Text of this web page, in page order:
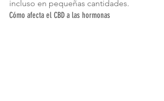
incluso en pequeñas cantidades.
Cómo afecta el CBD a las hormonas